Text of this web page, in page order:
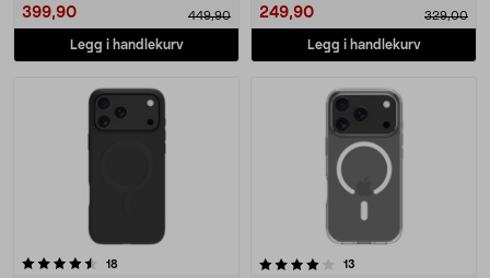
399,90 449,90
Legg i handlekurv
249,90 329,00
Legg i handlekurv
18
4.0 av 5 stjerner 13